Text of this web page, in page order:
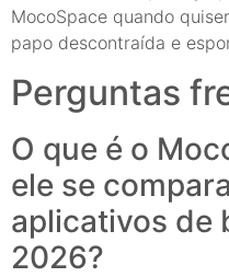
MocoSpace quando
papo descontraída e
Perguntas
O que é o
ele se
aplicativos de
2026?